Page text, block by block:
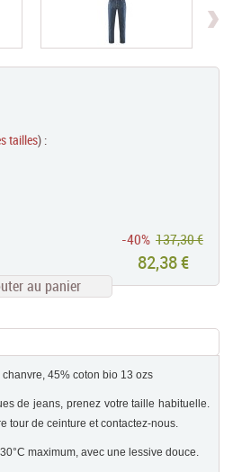
tailles) :
-40% 137,30 €
82,38 €
au panier
45% coton bio 13 ozs
de jeans, prenez votre taille habituelle.
tour de ceinture et contactez-nous.
maximum, avec une lessive douce.